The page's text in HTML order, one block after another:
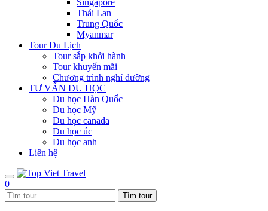
Singapore
Thái Lan
Trung Quốc
Myanmar
Tour Du Lịch
Tour sắp khởi hành
Tour khuyến mãi
Chương trình nghỉ dưỡng
TƯ VẤN DU HỌC
Du học Hàn Quốc
Du học Mỹ
Du học canada
Du học úc
Du học anh
Liên hệ
0